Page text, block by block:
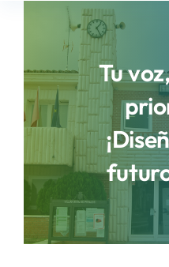
Ayuntamiento
Municipio
Áreas
Sede Electrónica
Tu